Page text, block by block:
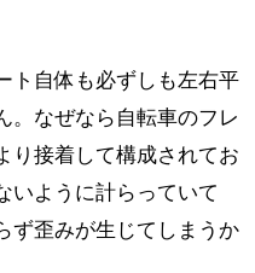
ト自体も必ずしも左右平
。なぜなら自転車のフレ
り接着して構成されてお
いように計らっていて
ず歪みが生じてしまうか